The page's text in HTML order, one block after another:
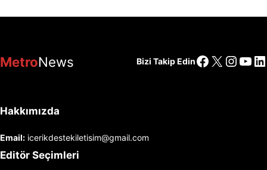
MetroNews Bizi Takip EdinFacebook
X
Hakkımızda
Email: icerikdestekiletisim@gmail.com
Editör Seçimleri